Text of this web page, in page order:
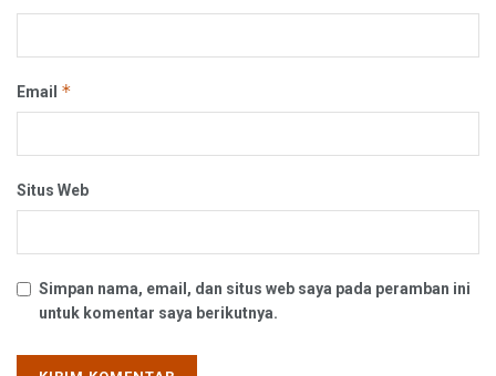
Email *
Situs Web
Simpan nama, email, dan situs web saya pada peramban ini
untuk komentar saya berikutnya.